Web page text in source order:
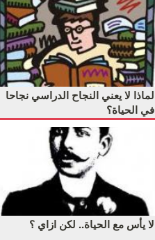
لماذا لا يعني النجاح الدراسي نجاحا
في الحياة؟
لا يأس مع الحياة.. لكن ازاي ؟